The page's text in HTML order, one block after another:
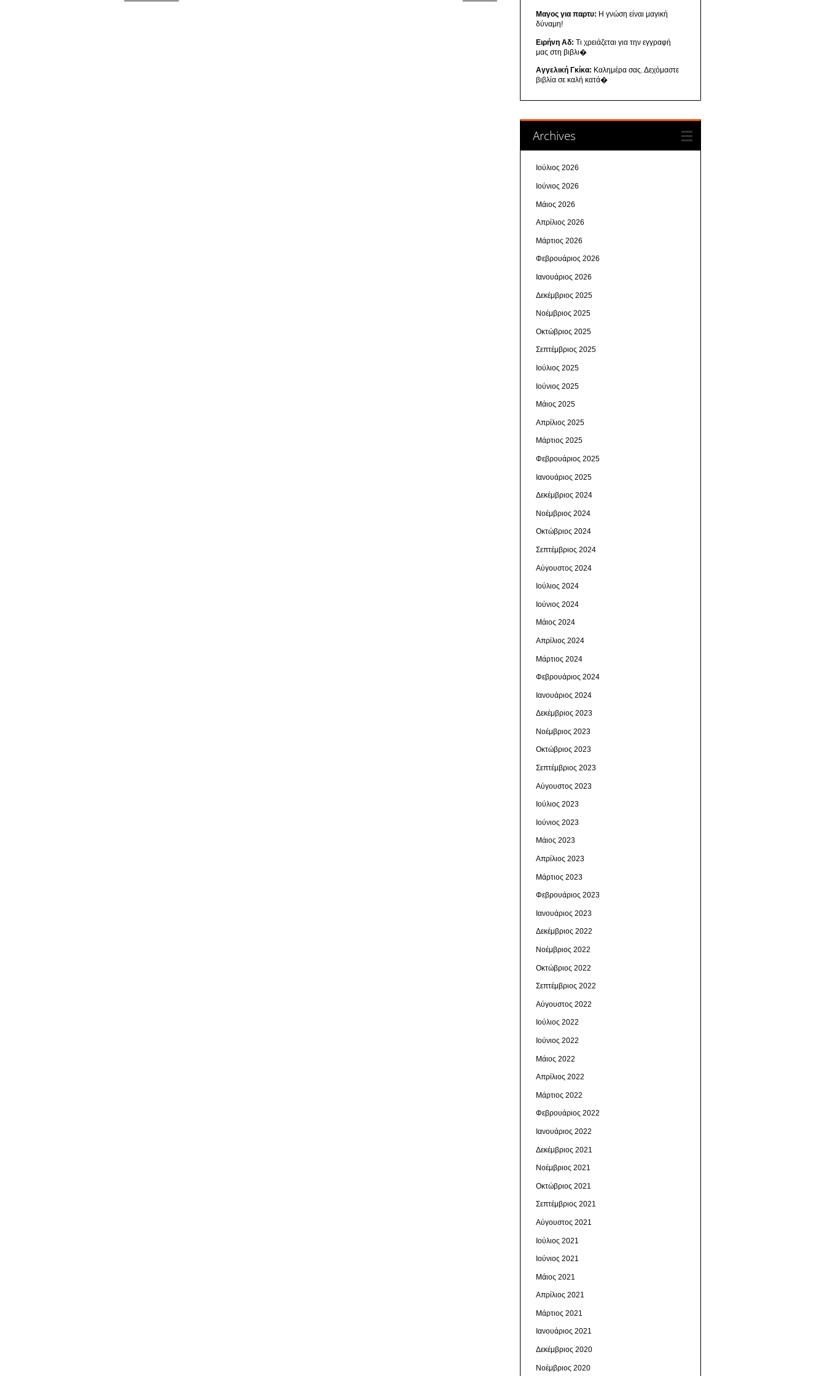
Μαγος για παρτυ: Η γνώση είναι μαγική
δύναμη!
Ειρήνη Αδ: Τι χρειάζεται για την εγγραφή
μας στη βιβλι�
Αγγελική Γκίκα: Καλημέρα σας. Δεχόμαστε
βιβλία σε καλή κατά�
Archives
Ιούλιος 2026
Ιούνιος 2026
Μάιος 2026
Απρίλιος 2026
Μάρτιος 2026
Φεβρουάριος 2026
Ιανουάριος 2026
Δεκέμβριος 2025
Νοέμβριος 2025
Οκτώβριος 2025
Σεπτέμβριος 2025
Ιούλιος 2025
Ιούνιος 2025
Μάιος 2025
Απρίλιος 2025
Μάρτιος 2025
Φεβρουάριος 2025
Ιανουάριος 2025
Δεκέμβριος 2024
Νοέμβριος 2024
Οκτώβριος 2024
Σεπτέμβριος 2024
Αύγουστος 2024
Ιούλιος 2024
Ιούνιος 2024
Μάιος 2024
Απρίλιος 2024
Μάρτιος 2024
Φεβρουάριος 2024
Ιανουάριος 2024
Δεκέμβριος 2023
Νοέμβριος 2023
Οκτώβριος 2023
Σεπτέμβριος 2023
Αύγουστος 2023
Ιούλιος 2023
Ιούνιος 2023
Μάιος 2023
Απρίλιος 2023
Μάρτιος 2023
Φεβρουάριος 2023
Ιανουάριος 2023
Δεκέμβριος 2022
Νοέμβριος 2022
Οκτώβριος 2022
Σεπτέμβριος 2022
Αύγουστος 2022
Ιούλιος 2022
Ιούνιος 2022
Μάιος 2022
Απρίλιος 2022
Μάρτιος 2022
Φεβρουάριος 2022
Ιανουάριος 2022
Δεκέμβριος 2021
Νοέμβριος 2021
Οκτώβριος 2021
Σεπτέμβριος 2021
Αύγουστος 2021
Ιούλιος 2021
Ιούνιος 2021
Μάιος 2021
Απρίλιος 2021
Μάρτιος 2021
Ιανουάριος 2021
Δεκέμβριος 2020
Νοέμβριος 2020